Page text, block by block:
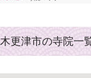
木更津市の寺院一